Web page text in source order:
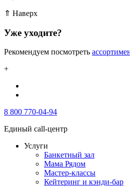
⇑ Наверх
Уже уходите?
Рекомендуем посмотреть
+
8 800 770-04-94
Единый call-центр
Услуги
Банкетный зал
Мама Рядом
Мастер-классы
Кейтеринг и кэнди-бар